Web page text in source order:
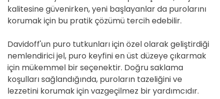
kalitesine güvenirken, yeni başlayanlar da purolarını
korumak için bu pratik çözümü tercih edebilir.
Davidoff'un puro tutkunları için özel olarak geliştirdiği
nemlendirici jel, puro keyfini en üst düzeye çıkarmak
için mükemmel bir seçenektir. Doğru saklama
koşulları sağlandığında, puroların tazeliğini ve
lezzetini korumak için vazgeçilmez bir yardımcıdır.